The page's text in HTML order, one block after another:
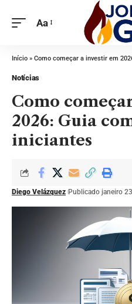
Aa
Início » Como começar a investir em
Notícias
Como
2026: Guia
iniciantes
Diego Velázquez Publicado janeiro